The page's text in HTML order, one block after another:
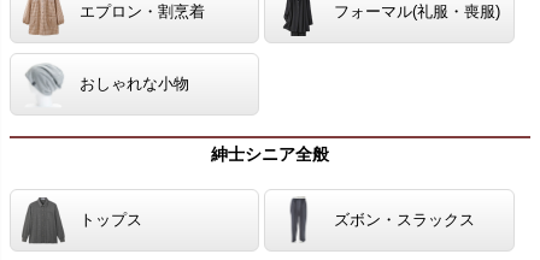
エプロン・割烹着 フォーマル(礼服・喪服)
おしゃれな小物
紳士シニア全般
トップス ズボン・スラックス